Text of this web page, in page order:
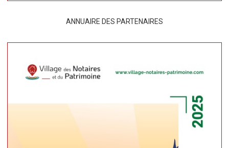
ANNUAIRE DES PARTENAIRES